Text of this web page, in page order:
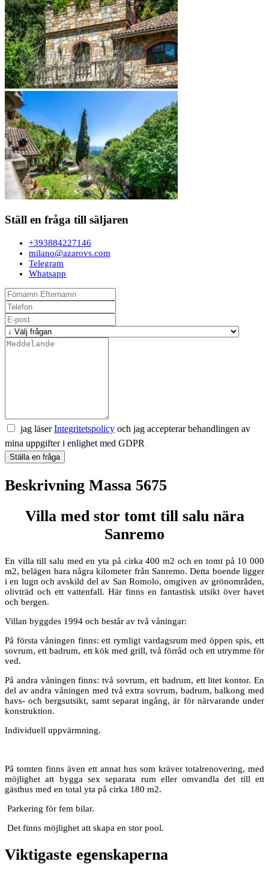
Ställ en fråga till säljaren
+393884227146
milano@azarovs.com
Telegram
Whatsapp
jag läserIntegritetspolicy och jag accepterar behandlingen av
mina uppgifter i enlighet med GDPR
Ställa en fråga
Beskrivning Massa 5675
Villa med stor tomt till salu nära
Sanremo
En villa till salu med en yta på cirka 400 m2 och en tomt på 10 000
m2, belägen bara några kilometer från Sanremo. Detta boende ligger
i en lugn och avskild del av San Romolo, omgiven av grönområden,
olivträd och ett vattenfall. Här finns en fantastisk utsikt över havet
och bergen.
Villan byggdes 1994 och består av två våningar:
På första våningen finns: ett rymligt vardagsrum med öppen spis, ett
sovrum, ett badrum, ett kök med grill, två förråd och ett utrymme för
ved.
På andra våningen finns: två sovrum, ett badrum, ett litet kontor. En
del av andra våningen med två extra sovrum, badrum, balkong med
havs- och bergsutsikt, samt separat ingång, är för närvarande under
konstruktion.
Individuell uppvärmning.
På tomten finns även ett annat hus som kräver totalrenovering, med
möjlighet att bygga sex separata rum eller omvandla det till ett
gästhus med en total yta på cirka 180 m2.
Parkering för fem bilar.
Det finns möjlighet att skapa en stor pool.
Viktigaste egenskaperna